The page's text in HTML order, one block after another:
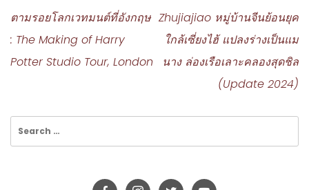
ตามรอยโลกเวทมนต์ที่อังกฤษ
: The Making of Harry
Potter Studio Tour, London
Zhujiajiao หมู่บ้านจีนย้อนยุค
ใกล้เซี่ยงไฮ้ แปลงร่างเป็นแม่
นาง ล่องเรือเลาะคลองสุดชิล
(Update 2024)
Search
for: